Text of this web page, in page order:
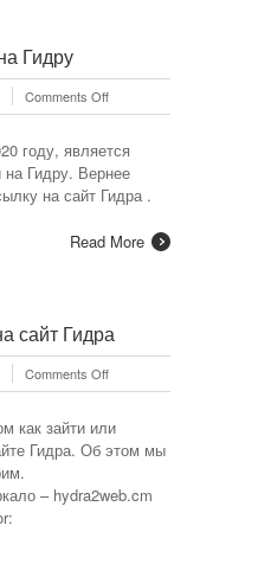
Гидру
Comments Offon
Правильная
на
Гидру
году, является
на Гидру. Вернее
на сайт Гидра .
Read More
сайт Гидра
Comments Offon
Регистрация
вход
на
Гидра
как зайти или
Гидра. Об этом мы
– hydra2web.cm